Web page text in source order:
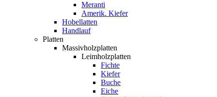
Meranti
Amerik. Kiefer
Hobellatten
Handlauf
Platten
Massivholzplatten
Leimholzplatten
Fichte
Kiefer
Buche
Eiche